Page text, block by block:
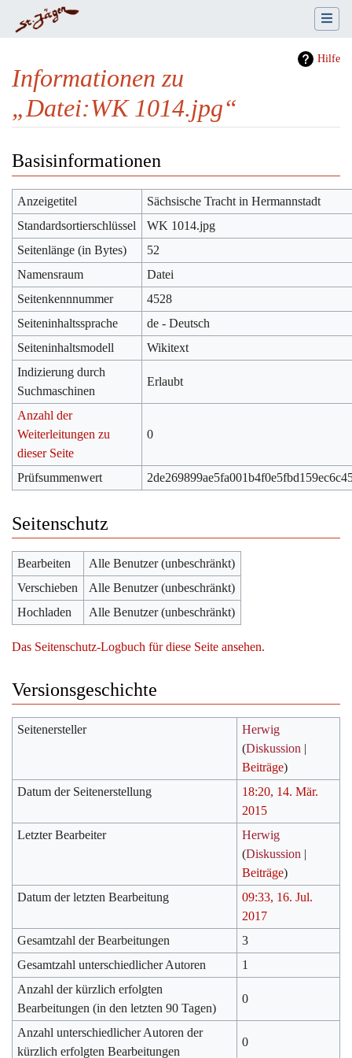
Hilfe
Informationen zu
„Datei:WK 1014.jpg“
Basisinformationen
Anzeigetitel
Sächsische Tracht in Hermannstadt
Standardsortierschlüssel
WK 1014.jpg
Seitenlänge (in Bytes)
52
Namensraum
Datei
Seitenkennnummer
4528
Seiteninhaltssprache
de - Deutsch
Seiteninhaltsmodell
Wikitext
Indizierung durch
Suchmaschinen
Erlaubt
Anzahl der
Weiterleitungen zu
dieser Seite
0
Prüfsummenwert
Seitenschutz
Bearbeiten
Alle Benutzer (unbeschränkt)
Verschieben
Alle Benutzer (unbeschränkt)
Hochladen
Alle Benutzer (unbeschränkt)
Das Seitenschutz-Logbuch für diese Seite ansehen.
Versionsgeschichte
Seitenersteller
Herwig
(Diskussion |
Beiträge)
Datum der Seitenerstellung
18:20, 14. Mär.
2015
Letzter Bearbeiter
Herwig
(Diskussion |
Beiträge)
Datum der letzten Bearbeitung
09:33, 16. Jul.
2017
Gesamtzahl der Bearbeitungen
3
Gesamtzahl unterschiedlicher Autoren
1
Anzahl der kürzlich erfolgten
Bearbeitungen (in den letzten 90 Tagen)
0
Anzahl unterschiedlicher Autoren der
kürzlich erfolgten Bearbeitungen
0